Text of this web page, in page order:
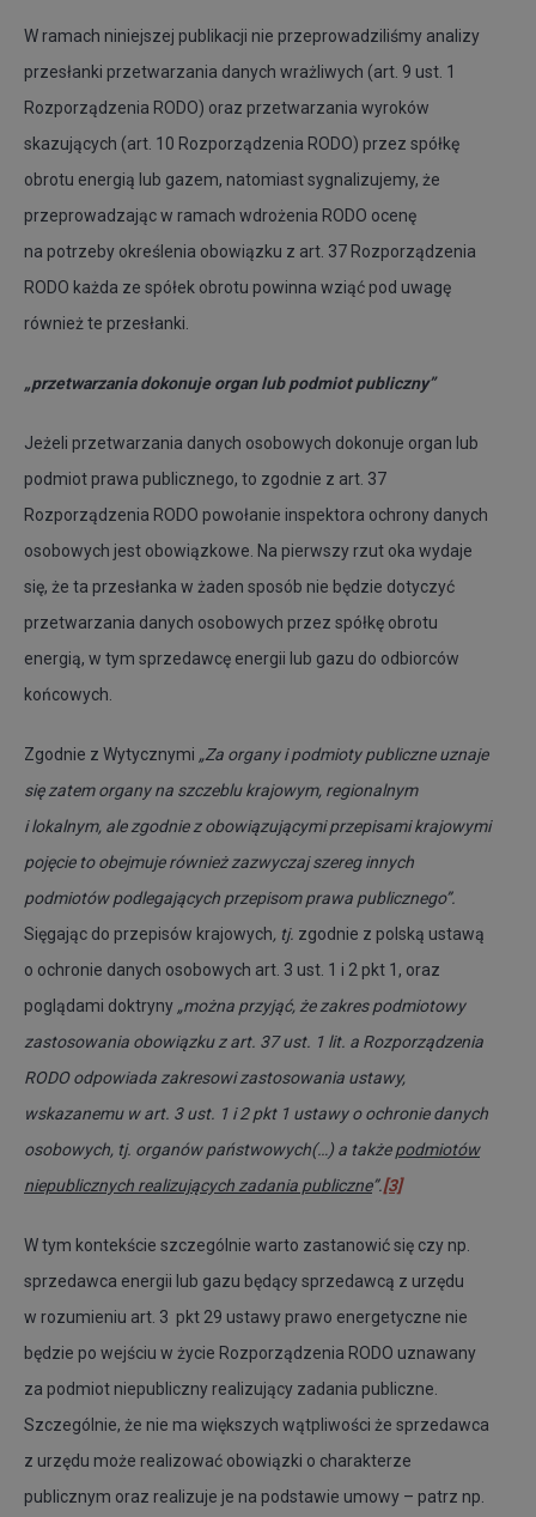
W ramach niniejszej publikacji nie przeprowadziliśmy analizy
przesłanki przetwarzania danych wrażliwych (art. 9 ust. 1
Rozporządzenia RODO) oraz przetwarzania wyroków
skazujących (art. 10 Rozporządzenia RODO) przez spółkę
obrotu energią lub gazem, natomiast sygnalizujemy, że
przeprowadzając w ramach wdrożenia RODO ocenę
na potrzeby określenia obowiązku z art. 37 Rozporządzenia
RODO każda ze spółek obrotu powinna wziąć pod uwagę
również te przesłanki.
„przetwarzania dokonuje organ lub podmiot publiczny”
Jeżeli przetwarzania danych osobowych dokonuje organ lub
podmiot prawa publicznego, to zgodnie z art. 37
Rozporządzenia RODO powołanie inspektora ochrony danych
osobowych jest obowiązkowe. Na pierwszy rzut oka wydaje
się, że ta przesłanka w żaden sposób nie będzie dotyczyć
przetwarzania danych osobowych przez spółkę obrotu
energią, w tym sprzedawcę energii lub gazu do odbiorców
końcowych.
Zgodnie z Wytycznymi „Za organy i podmioty publiczne uznaje
się zatem organy na szczeblu krajowym, regionalnym
i lokalnym, ale zgodnie z obowiązującymi przepisami krajowymi
pojęcie to obejmuje również zazwyczaj szereg innych
podmiotów podlegających przepisom prawa publicznego”.
Sięgając do przepisów krajowych, tj. zgodnie z polską ustawą
o ochronie danych osobowych art. 3 ust. 1 i 2 pkt 1, oraz
poglądami doktryny „można przyjąć, że zakres podmiotowy
zastosowania obowiązku z art. 37 ust. 1 lit. a Rozporządzenia
RODO odpowiada zakresowi zastosowania ustawy,
wskazanemu w art. 3 ust. 1 i 2 pkt 1 ustawy o ochronie danych
osobowych, tj. organów państwowych(…) a takżepodmiotów
niepublicznych realizujących zadania publiczne”.[3]
W tym kontekście szczególnie warto zastanowić się czy np.
sprzedawca energii lub gazu będący sprzedawcą z urzędu
w rozumieniu art. 3 pkt 29 ustawy prawo energetyczne nie
będzie po wejściu w życie Rozporządzenia RODO uznawany
za podmiot niepubliczny realizujący zadania publiczne.
Szczególnie, że nie ma większych wątpliwości że sprzedawca
z urzędu może realizować obowiązki o charakterze
publicznym oraz realizuje je na podstawie umowy – patrz np.